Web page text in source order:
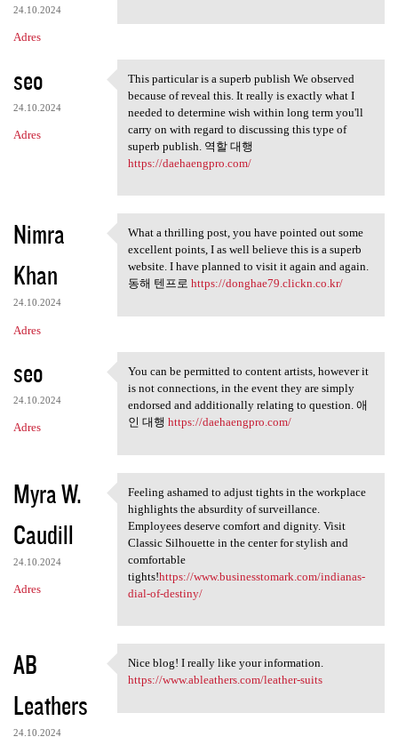
24.10.2024
Adres
seo
24.10.2024
Adres
This particular is a superb
This particular is a superb publish We observed
because of reveal this. It really is exactly what I
needed to determine wish within long term you'll
carry on with regard to discussing this type of
superb publish. 역할 대행
https://daehaengpro.com/
Nimra
Khan
24.10.2024
Adres
What a thrilling post, you
What a thrilling post, you have pointed out some
excellent points, I as well believe this is a superb
website. I have planned to visit it again and again.
동해 텐프로 https://donghae79.clickn.co.kr/
seo
24.10.2024
Adres
You can be permitted to
You can be permitted to content artists, however it
is not connections, in the event they are simply
endorsed and additionally relating to question. 애
인 대행 https://daehaengpro.com/
Myra W.
Caudill
24.10.2024
Adres
Feeling ashamed to adjust
Feeling ashamed to adjust tights in the workplace
highlights the absurdity of surveillance.
Employees deserve comfort and dignity. Visit
Classic Silhouette in the center for stylish and
comfortable
tights!https://www.businesstomark.com/indianas-
dial-of-destiny/
AB
Leathers
24.10.2024
Nice blog! I really like your
Nice blog! I really like your information.
https://www.ableathers.com/leather-suits